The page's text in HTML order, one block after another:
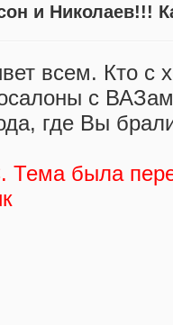
и Николаев!!!
всем. Кто с
с
где Вы
Тема была